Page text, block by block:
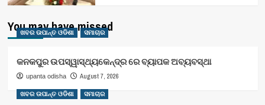
You may have missed
ଖବର ଉପାନ୍ତ ଓଡିଶା ସମାଚାର
କନକପୁର ଉପସ୍ୱାସ୍ଥ୍ୟକେନ୍ଦ୍ର ରେ ବ୍ୟାପକ ଅବ୍ୟବସ୍ଥା
upanta odisha August 7, 2026
ଖବର ଉପାନ୍ତ ଓଡିଶା ସମାଚାର